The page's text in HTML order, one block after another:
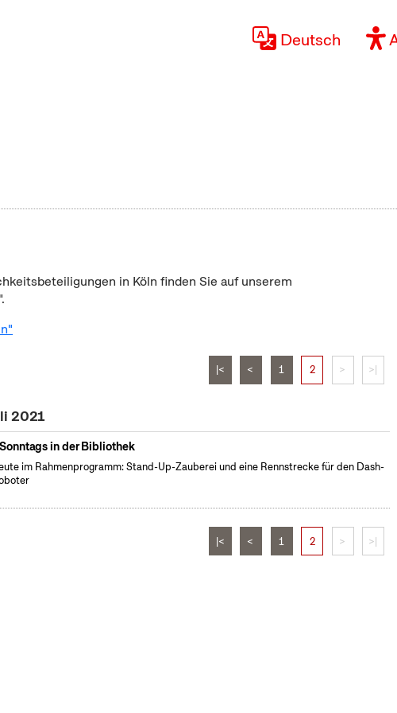
Deutsch
in Köln finden Sie auf unserem
|< < 1 2 > >|
2021
Sonntags in der Bibliothek
im Rahmenprogramm: Stand-Up-Zauberei und eine Rennstrecke für den Dash-
|< < 1 2 > >|